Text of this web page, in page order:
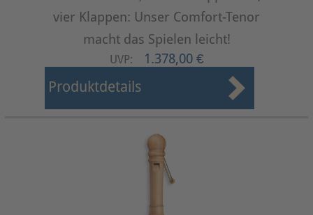
vier Klappen: Unser Comfort-Tenor
macht das Spielen leicht!
UVP: 1.378,00 €
Produktdetails